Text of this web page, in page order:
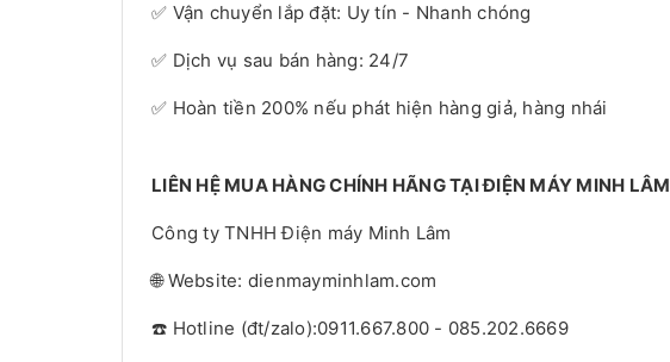
✅ Vận chuyển lắp đặt: Uy tín - Nhanh chóng
✅ Dịch vụ sau bán hàng: 24/7
✅ Hoàn tiền 200% nếu phát hiện hàng giả, hàng nhái
LIÊN HỆ MUA HÀNG CHÍNH HÃNG TẠI ĐIỆN MÁY MINH LÂM
Công ty TNHH Điện máy Minh Lâm
🌐 Website: dienmayminhlam.com
☎️ Hotline (đt/zalo):0911.667.800 - 085.202.6669